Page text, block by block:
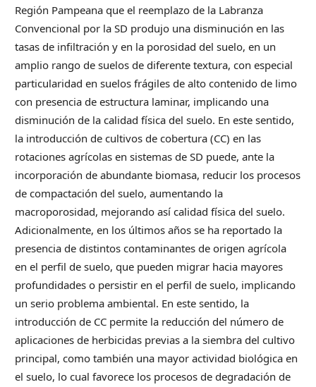
Región Pampeana que el reemplazo de la Labranza
Convencional por la SD produjo una disminución en las
tasas de infiltración y en la porosidad del suelo, en un
amplio rango de suelos de diferente textura, con especial
particularidad en suelos frágiles de alto contenido de limo
con presencia de estructura laminar, implicando una
disminución de la calidad física del suelo. En este sentido,
la introducción de cultivos de cobertura (CC) en las
rotaciones agrícolas en sistemas de SD puede, ante la
incorporación de abundante biomasa, reducir los procesos
de compactación del suelo, aumentando la
macroporosidad, mejorando así calidad física del suelo.
Adicionalmente, en los últimos años se ha reportado la
presencia de distintos contaminantes de origen agrícola
en el perfil de suelo, que pueden migrar hacia mayores
profundidades o persistir en el perfil de suelo, implicando
un serio problema ambiental. En este sentido, la
introducción de CC permite la reducción del número de
aplicaciones de herbicidas previas a la siembra del cultivo
principal, como también una mayor actividad biológica en
el suelo, lo cual favorece los procesos de degradación de